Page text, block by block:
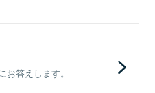
答えします。